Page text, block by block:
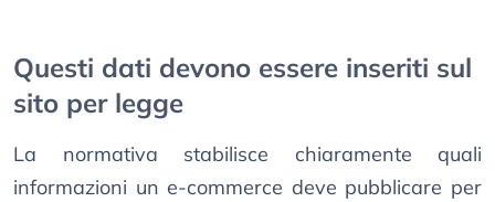
Questi dati devono essere inseriti sul
sito per legge
La normativa stabilisce chiaramente quali
informazioni un e-commerce deve pubblicare per